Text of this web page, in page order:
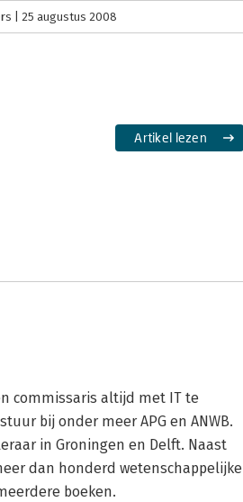
25 augustus 2008
Artikel lezen
commissaris altijd met IT te
bij onder meer APG en ANWB.
in Groningen en Delft. Naast
dan honderd wetenschappelijke
boeken.